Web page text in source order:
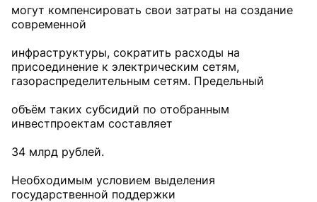
могут компенсировать свои затраты на создание
современной
инфраструктуры, сократить расходы на
присоединение к электрическим сетям,
газораспределительным сетям. Предельный
объём таких субсидий по отобранным
инвестпроектам составляет
34 млрд рублей.
Необходимым условием выделения
государственной поддержки